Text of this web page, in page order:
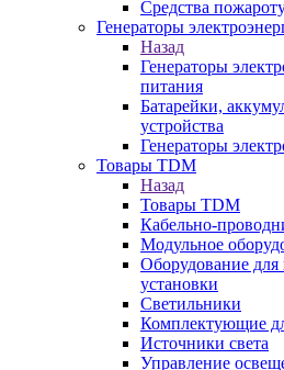
Средства
Генераторы
Назад
Генераторы
питания
Батарейки,
устройства
Генераторы
Товары TDM
Назад
Товары TDM
Кабельно-
Модульное
Оборудование
установки
Светильники
Комплектующие
Источники света
Управление